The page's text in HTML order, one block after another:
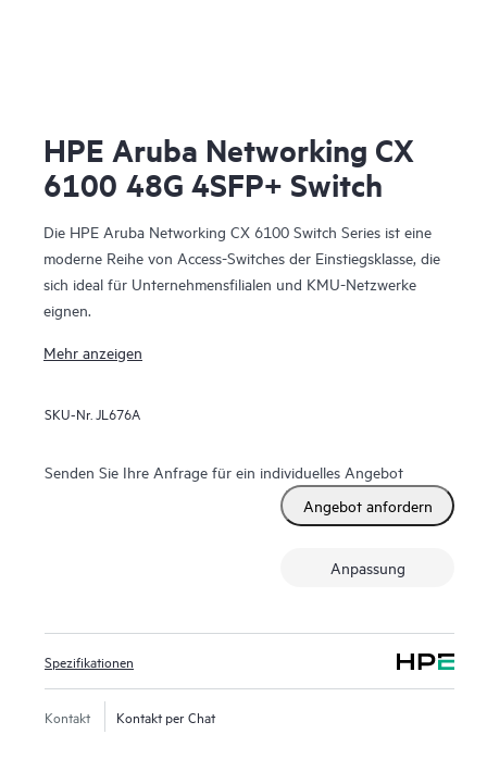
HPE Aruba Networking CX
6100 48G 4SFP+ Switch
Die HPE Aruba Networking CX 6100 Switch Series ist eine
moderne Reihe von Access-Switches der Einstiegsklasse, die
sich ideal für Unternehmensfilialen und KMU-Netzwerke
eignen.
Mehr anzeigen
SKU-Nr. JL676A
Senden Sie Ihre Anfrage für ein individuelles Angebot
Angebot anfordern
Anpassung
Spezifikationen
Kontakt Kontakt per Chat